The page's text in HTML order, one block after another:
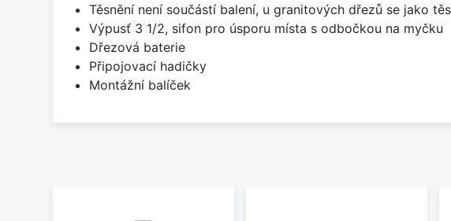
Těsnění není součástí balení, u granitových dřezů se jako
Výpusť 3 1/2, sifon pro úsporu místa s odbočkou na myčku
Dřezová baterie
Připojovací hadičky
Montážní balíček